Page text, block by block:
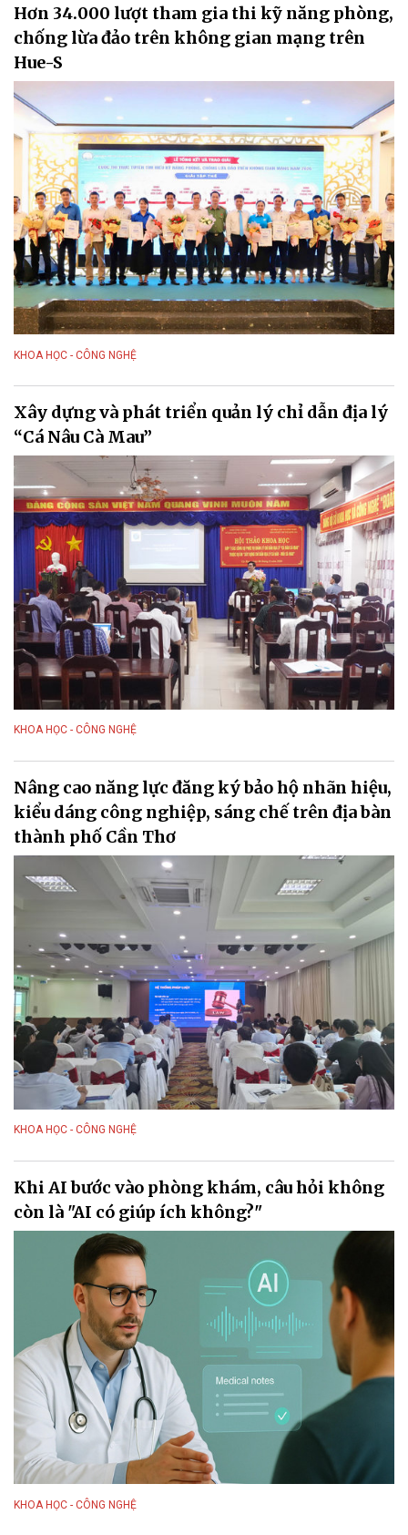
Hơn 34.000 lượt tham gia thi kỹ năng phòng,
chống lừa đảo trên không gian mạng trên
Hue-S
KHOA HỌC - CÔNG NGHỆ
Xây dựng và phát triển quản lý chỉ dẫn địa lý
“Cá Nâu Cà Mau”
KHOA HỌC - CÔNG NGHỆ
Nâng cao năng lực đăng ký bảo hộ nhãn hiệu,
kiểu dáng công nghiệp, sáng chế trên địa bàn
thành phố Cần Thơ
KHOA HỌC - CÔNG NGHỆ
Khi AI bước vào phòng khám, câu hỏi không
còn là "AI có giúp ích không?"
KHOA HỌC - CÔNG NGHỆ